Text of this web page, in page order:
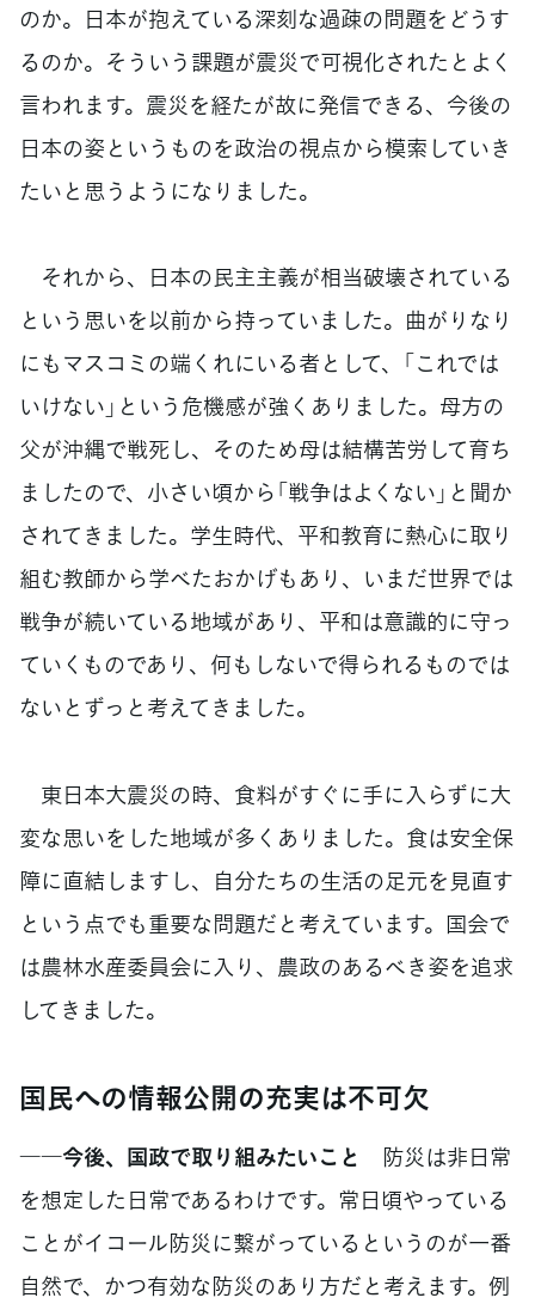
のか。日本が抱えている深刻な過疎の問題をどうす
るのか。そういう課題が震災で可視化されたとよく
言われます。震災を経たが故に発信できる、今後の
日本の姿というものを政治の視点から模索していき
たいと思うようになりました。
それから、日本の民主主義が相当破壊されている
という思いを以前から持っていました。曲がりなり
にもマスコミの端くれにいる者として、「これでは
いけない」という危機感が強くありました。母方の
父が沖縄で戦死し、そのため母は結構苦労して育ち
ましたので、小さい頃から「戦争はよくない」と聞か
されてきました。学生時代、平和教育に熱心に取り
組む教師から学べたおかげもあり、いまだ世界では
戦争が続いている地域があり、平和は意識的に守っ
ていくものであり、何もしないで得られるものでは
ないとずっと考えてきました。
東日本大震災の時、食料がすぐに手に入らずに大
変な思いをした地域が多くありました。食は安全保
障に直結しますし、自分たちの生活の足元を見直す
という点でも重要な問題だと考えています。国会で
は農林水産委員会に入り、農政のあるべき姿を追求
してきました。
国民への情報公開の充実は不可欠
――今後、国政で取り組みたいこと
防災は非日常
を想定した日常であるわけです。常日頃やっている
ことがイコール防災に繋がっているというのが一番
自然で、かつ有効な防災のあり方だと考えます。例